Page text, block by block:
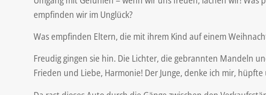
empfinden wir im Unglück?
Was empfinden Eltern, die mit ihrem Kind auf einem
Freudig gingen sie hin. Die Lichter, die gebrannten Mandeln
Frieden und Liebe, Harmonie! Der Junge, denke ich mir,